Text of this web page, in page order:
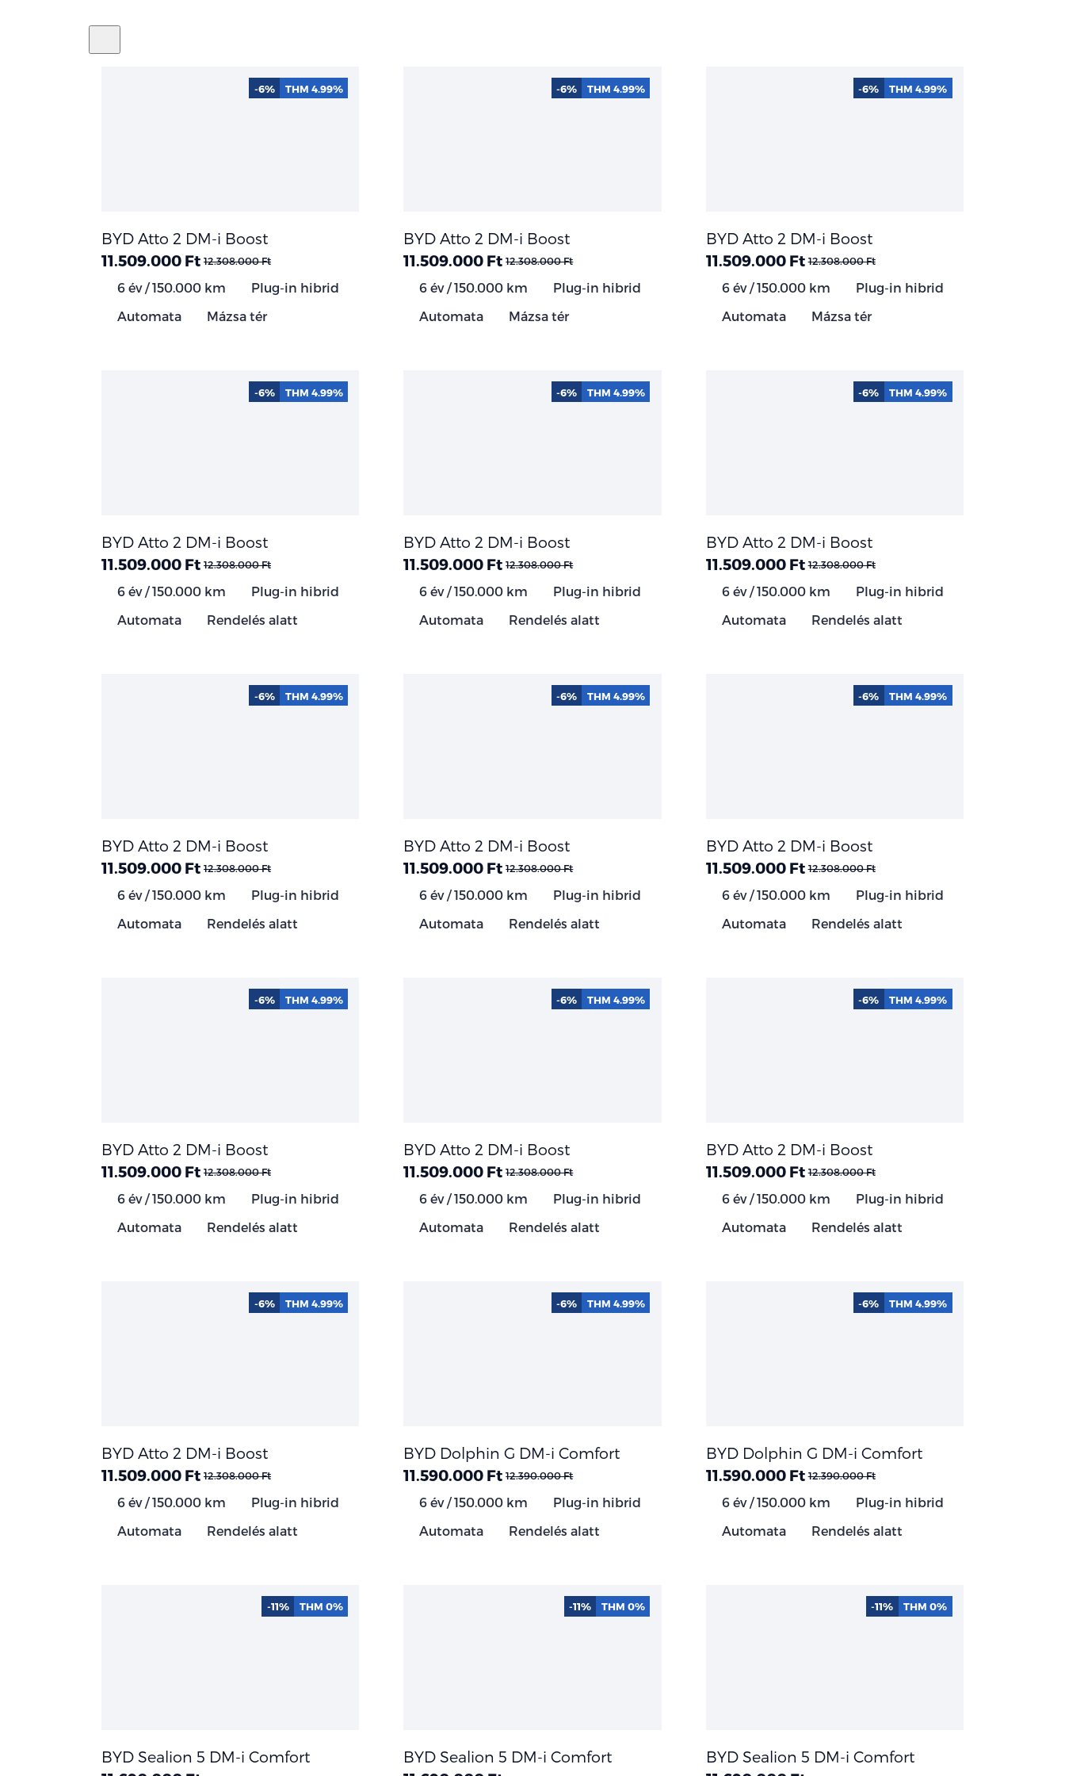
BYD Atto 2 DM-i Boost
11.509.000 Ft 12.308.000 Ft
6 év / 150.000 km
Plug-in hibrid
Automata
Mázsa tér
-6% THM 4.99%
BYD Atto 2 DM-i Boost
11.509.000 Ft 12.308.000 Ft
6 év / 150.000 km
Plug-in hibrid
Automata
Mázsa tér
-6% THM 4.99%
BYD Atto 2 DM-i Boost
11.509.000 Ft 12.308.000 Ft
6 év / 150.000 km
Plug-in hibrid
Automata
Mázsa tér
-6% THM 4.99%
BYD Atto 2 DM-i Boost
11.509.000 Ft 12.308.000 Ft
6 év / 150.000 km
Plug-in hibrid
Automata
Rendelés alatt
-6% THM 4.99%
BYD Atto 2 DM-i Boost
11.509.000 Ft 12.308.000 Ft
6 év / 150.000 km
Plug-in hibrid
Automata
Rendelés alatt
-6% THM 4.99%
BYD Atto 2 DM-i Boost
11.509.000 Ft 12.308.000 Ft
6 év / 150.000 km
Plug-in hibrid
Automata
Rendelés alatt
-6% THM 4.99%
BYD Atto 2 DM-i Boost
11.509.000 Ft 12.308.000 Ft
6 év / 150.000 km
Plug-in hibrid
Automata
Rendelés alatt
-6% THM 4.99%
BYD Atto 2 DM-i Boost
11.509.000 Ft 12.308.000 Ft
6 év / 150.000 km
Plug-in hibrid
Automata
Rendelés alatt
-6% THM 4.99%
BYD Atto 2 DM-i Boost
11.509.000 Ft 12.308.000 Ft
6 év / 150.000 km
Plug-in hibrid
Automata
Rendelés alatt
-6% THM 4.99%
BYD Atto 2 DM-i Boost
11.509.000 Ft 12.308.000 Ft
6 év / 150.000 km
Plug-in hibrid
Automata
Rendelés alatt
-6% THM 4.99%
BYD Atto 2 DM-i Boost
11.509.000 Ft 12.308.000 Ft
6 év / 150.000 km
Plug-in hibrid
Automata
Rendelés alatt
-6% THM 4.99%
BYD Atto 2 DM-i Boost
11.509.000 Ft 12.308.000 Ft
6 év / 150.000 km
Plug-in hibrid
Automata
Rendelés alatt
-6% THM 4.99%
BYD Atto 2 DM-i Boost
11.509.000 Ft 12.308.000 Ft
6 év / 150.000 km
Plug-in hibrid
Automata
Rendelés alatt
-6% THM 4.99%
BYD Dolphin G DM-i Comfort
11.590.000 Ft 12.390.000 Ft
6 év / 150.000 km
Plug-in hibrid
Automata
Rendelés alatt
-6% THM 4.99%
BYD Dolphin G DM-i Comfort
11.590.000 Ft 12.390.000 Ft
6 év / 150.000 km
Plug-in hibrid
Automata
Rendelés alatt
-6% THM 4.99%
BYD Sealion 5 DM-i Comfort
-11% THM 0%
BYD Sealion 5 DM-i Comfort
-11% THM 0%
BYD Sealion 5 DM-i Comfort
-11% THM 0%